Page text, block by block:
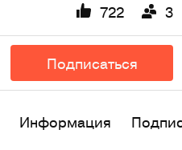
722 3
Подписаться
Информация